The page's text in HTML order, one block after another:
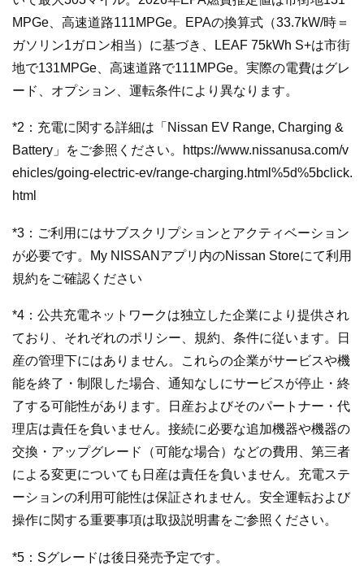
MPGe、高速道路111MPGe。EPAの換算式（33.7kW/時＝
ガソリン1ガロン相当）に基づき、LEAF 75kWh S+は市街
地で131MPGe、高速道路で111MPGe。実際の電費はグレ
ード、オプション、運転条件により異なります。
*2：充電に関する詳細は「Nissan EV Range, Charging &
Battery」をご参照ください。https://www.nissanusa.com/v
ehicles/going-electric-ev/range-charging.html%5d%5bclick.
html
*3：ご利用にはサブスクリプションとアクティベーション
が必要です。My NISSANアプリ内のNissan Storeにて利用
規約をご確認ください
*4：公共充電ネットワークは独立した企業により提供され
ており、それぞれのポリシー、規約、条件に従います。日
産の管理下にはありません。これらの企業がサービスや機
能を終了・制限した場合、通知なしにサービスが停止・終
了する可能性があります。日産およびそのパートナー・代
理店は責任を負いません。接続に必要な追加機器や機器の
交換・アップグレード（可能な場合）などの費用、第三者
による変更についても日産は責任を負いません。充電ステ
ーションの利用可能性は保証されません。安全運転および
操作に関する重要事項は取扱説明書をご参照ください。
*5：Sグレードは後日発売予定です。